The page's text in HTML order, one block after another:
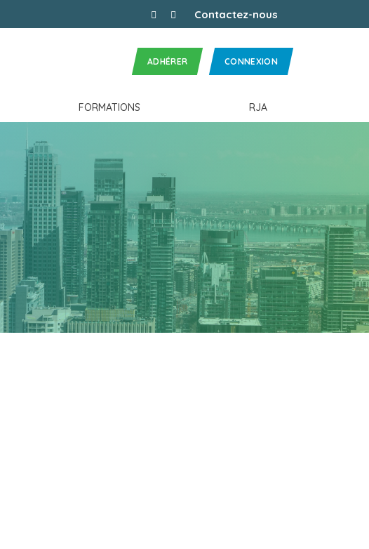
facebook
linkedin
Contactez-nous
FORMATIONS RJA
ADHÉRER CONNEXION